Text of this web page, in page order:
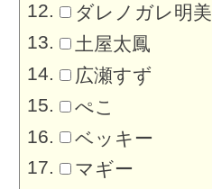
ダレノガレ明美
土屋太鳳
広瀬すず
ぺこ
ベッキー
マギー